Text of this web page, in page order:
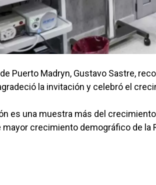
Puerto Madryn, Gustavo Sastre,
la invitación y celebró el
es una muestra más del
mayor crecimiento demográfico de la